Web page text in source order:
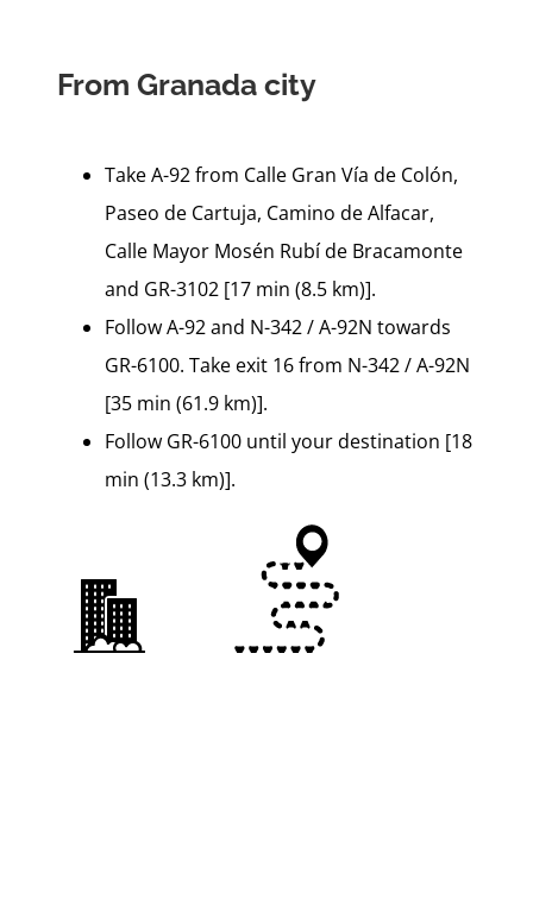
From Granada city
Take A-92 from Calle Gran Vía de Colón,
Paseo de Cartuja, Camino de Alfacar,
Calle Mayor Mosén Rubí de Bracamonte
and GR-3102 [17 min (8.5 km)].
Follow A-92 and N-342 / A-92N towards
GR-6100. Take exit 16 from N-342 / A-92N
[35 min (61.9 km)].
Follow GR-6100 until your destination [18
min (13.3 km)].